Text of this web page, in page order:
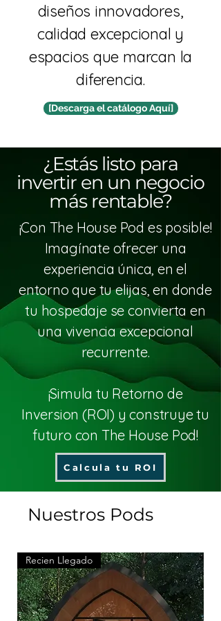
diseños innovadores,
calidad excepcional y
espacios que marcan la
diferencia.
[Descarga el catálogo Aquí]
¿Estás listo para
invertir en un negocio
más rentable?
¡Con The House Pod es posible!
Imagínate ofrecer una
experiencia única, en el
entorno que tu elijas, en donde
tu hospedaje se convierta en
una vivencia excepcional
recurrente.
¡Simula tu Retorno de
Inversion (ROI) y construye tu
futuro con The House Pod!
Calcula tu ROI
Nuestros Pods
Recien Llegado